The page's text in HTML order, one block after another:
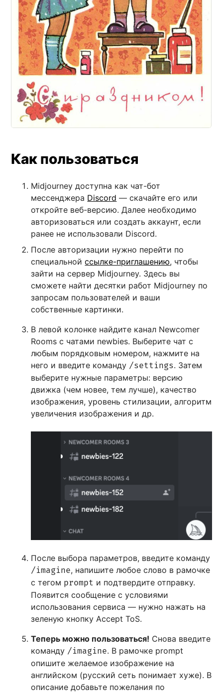
Как пользоваться
Midjourney доступна как чат-бот
мессенджера Discord — скачайте его или
откройте веб-версию. Далее необходимо
авторизоваться или создать аккаунт, если
ранее не использовали Discord.
После авторизации нужно перейти по
специальнойссылке-приглашению, чтобы
зайти на сервер Midjourney. Здесь вы
сможете найти десятки работ Midjourney по
запросам пользователей и ваши
собственные картинки.
В левой колонке найдите канал Newcomer
Rooms с чатами newbies. Выберите чат с
любым порядковым номером, нажмите на
него и введите команду /settings. Затем
выберите нужные параметры: версию
движка (чем новее, тем лучше), качество
изображения, уровень стилизации, алгоритм
увеличения изображения и др.
После выбора параметров, введите команду
/imagine, напишите любое слово в рамочке
с тегом prompt и подтвердите отправку.
Появится сообщение с условиями
использования сервиса — нужно нажать на
зеленую кнопку Accept ToS.
Теперь можно пользоваться! Снова введите
команду /imagine. В рамочке prompt
опишите желаемое изображение на
английском (русский сеть понимает хуже). В
описание добавьте пожелания по